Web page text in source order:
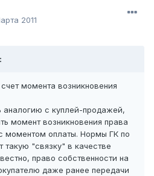
2011
момента возникновения
аналогию с куплей-продажей,
момент возникновения права
моментом оплаты. Нормы ГК по
такую "связку" в качестве
право собственности на
даже ранее передачи